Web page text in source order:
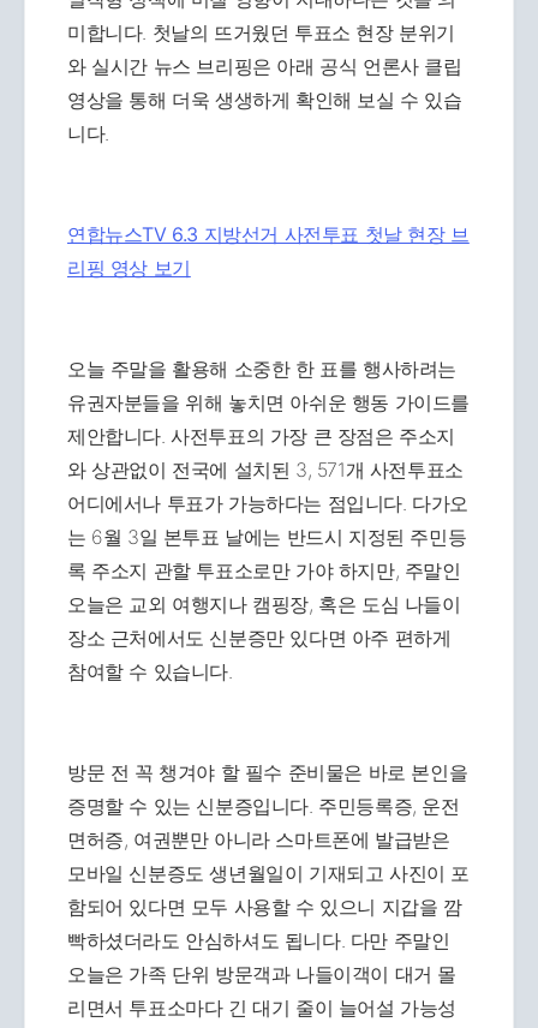
미합니다. 첫날의 뜨거웠던 투표소 현장 분위기
와 실시간 뉴스 브리핑은 아래 공식 언론사 클립
영상을 통해 더욱 생생하게 확인해 보실 수 있습
니다.
연합뉴스TV 6.3 지방선거 사전투표 첫날 현장 브
리핑 영상 보기
오늘 주말을 활용해 소중한 한 표를 행사하려는
유권자분들을 위해 놓치면 아쉬운 행동 가이드를
제안합니다. 사전투표의 가장 큰 장점은 주소지
와 상관없이 전국에 설치된 3, 571개 사전투표소
어디에서나 투표가 가능하다는 점입니다. 다가오
는 6월 3일 본투표 날에는 반드시 지정된 주민등
록 주소지 관할 투표소로만 가야 하지만, 주말인
오늘은 교외 여행지나 캠핑장, 혹은 도심 나들이
장소 근처에서도 신분증만 있다면 아주 편하게
참여할 수 있습니다.
방문 전 꼭 챙겨야 할 필수 준비물은 바로 본인을
증명할 수 있는 신분증입니다. 주민등록증, 운전
면허증, 여권뿐만 아니라 스마트폰에 발급받은
모바일 신분증도 생년월일이 기재되고 사진이 포
함되어 있다면 모두 사용할 수 있으니 지갑을 깜
빡하셨더라도 안심하셔도 됩니다. 다만 주말인
오늘은 가족 단위 방문객과 나들이객이 대거 몰
리면서 투표소마다 긴 대기 줄이 늘어설 가능성